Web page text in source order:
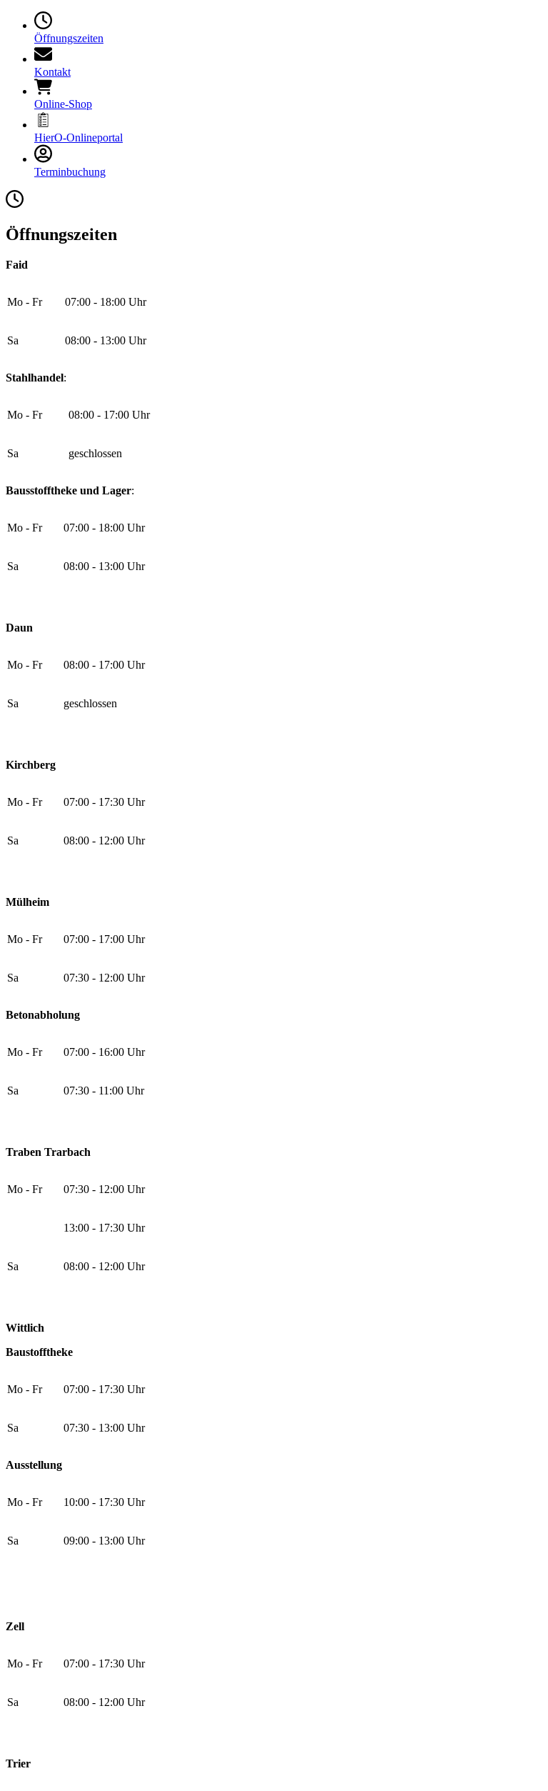
Öffnungszeiten
Kontakt
Online-Shop
HierO-Onlineportal
Terminbuchung
Öffnungszeiten
Faid
Mo - Fr 07:00 - 18:00 Uhr
Sa 08:00 - 13:00 Uhr
Stahlhandel:
Mo - Fr 08:00 - 17:00 Uhr
Sa geschlossen
Bausstofftheke und Lager:
Mo - Fr 07:00 - 18:00 Uhr
Sa 08:00 - 13:00 Uhr
Daun
Mo - Fr 08:00 - 17:00 Uhr
Sa geschlossen
Kirchberg
Mo - Fr 07:00 - 17:30 Uhr
Sa 08:00 - 12:00 Uhr
Mülheim
Mo - Fr 07:00 - 17:00 Uhr
Sa 07:30 - 12:00 Uhr
Betonabholung
Mo - Fr 07:00 - 16:00 Uhr
Sa 07:30 - 11:00 Uhr
Traben Trarbach
Mo - Fr 07:30 - 12:00 Uhr
13:00 - 17:30 Uhr
Sa 08:00 - 12:00 Uhr
Wittlich
Baustofftheke
Mo - Fr 07:00 - 17:30 Uhr
Sa 07:30 - 13:00 Uhr
Ausstellung
Mo - Fr 10:00 - 17:30 Uhr
Sa 09:00 - 13:00 Uhr
Zell
Mo - Fr 07:00 - 17:30 Uhr
Sa 08:00 - 12:00 Uhr
Trier